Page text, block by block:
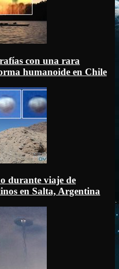
con una rara
humanoide en Chile
durante viaje de
en Salta, Argentina